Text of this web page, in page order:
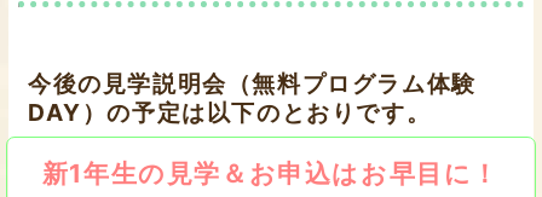
今後の見学説明会（無料プログラム体験
DAY）の予定は以下のとおりです。
新1年生の見学＆お申込はお早目に！